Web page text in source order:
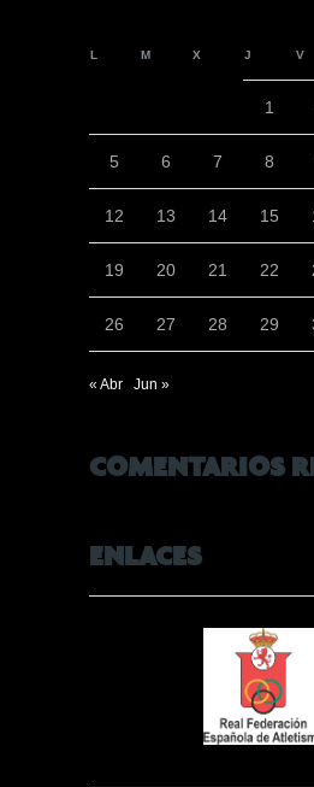
L M X J V
1
5 6 7 8
12 13 14 15
19 20 21 22
26 27 28 29
« Abr Jun »
COMENTARIOS
ENLACES